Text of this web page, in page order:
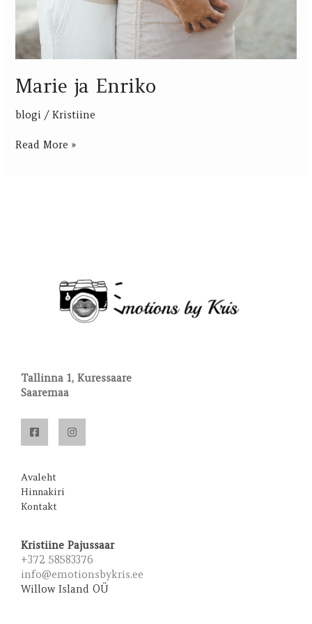
Marie ja Enriko
blogi /Kristiine
Read More »
Tallinna 1, Kuressaare
Saaremaa
Avaleht
Hinnakiri
Kontakt
Kristiine Pajussaar
+372 58583376
info@emotionsbykris.ee
Willow Island OÜ